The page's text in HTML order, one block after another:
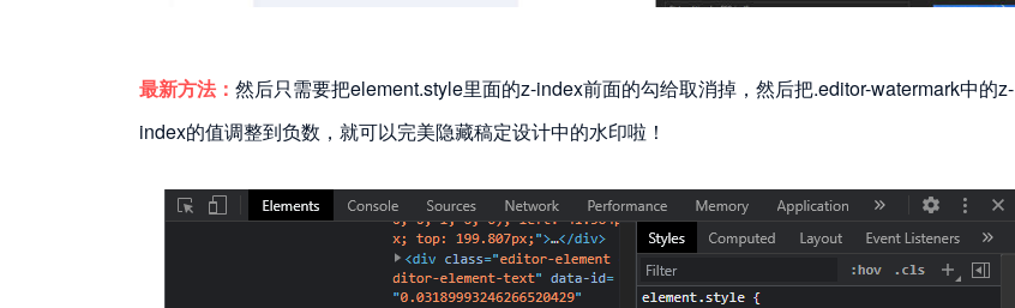
最新方法： 然后只需要把element.style里面的z-index前面的勾给取消掉，然后把.editor-watermark中的z-
index的值调整到负数，就可以完美隐藏稿定设计中的水印啦！